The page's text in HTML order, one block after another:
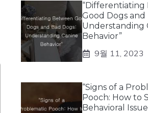
“Differentiating
Good Dogs and
Understanding
Behavior”
9월 11, 2023
“Signs of a
Pooch: How to
Behavioral